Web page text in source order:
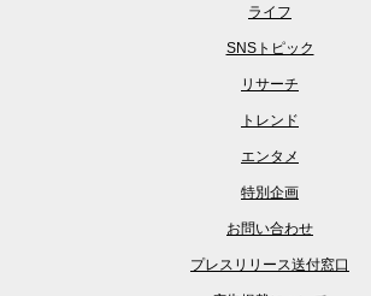
ライフ
SNSトピック
リサーチ
トレンド
エンタメ
特別企画
お問い合わせ
プレスリリース送付窓口